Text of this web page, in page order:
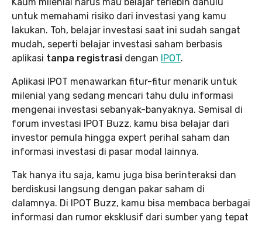
Kaum milenial harus mau belajar terlebih dahulu
untuk memahami risiko dari investasi yang kamu
lakukan. Toh, belajar investasi saat ini sudah sangat
mudah, seperti belajar investasi saham berbasis
aplikasi tanpa registrasi dengan IPOT.
Aplikasi IPOT menawarkan fitur-fitur menarik untuk
milenial yang sedang mencari tahu dulu informasi
mengenai investasi sebanyak-banyaknya. Semisal di
forum investasi IPOT Buzz, kamu bisa belajar dari
investor pemula hingga expert perihal saham dan
informasi investasi di pasar modal lainnya.
Tak hanya itu saja, kamu juga bisa berinteraksi dan
berdiskusi langsung dengan pakar saham di
dalamnya. Di IPOT Buzz, kamu bisa membaca berbagai
informasi dan rumor eksklusif dari sumber yang tepat